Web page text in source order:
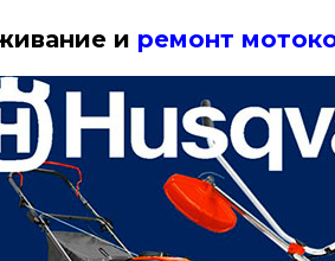
и ремонт